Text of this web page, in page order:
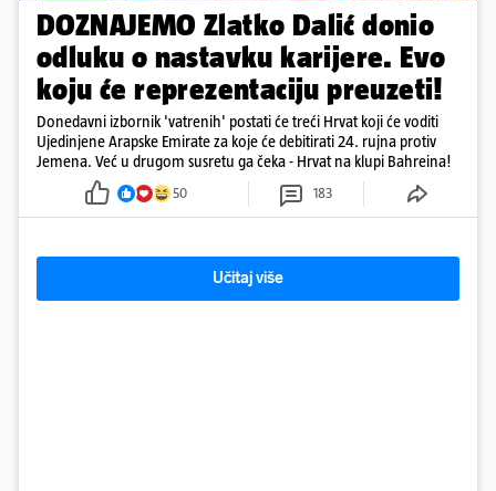
DOZNAJEMO Zlatko Dalić donio
odluku o nastavku karijere. Evo
koju će reprezentaciju preuzeti!
Donedavni izbornik 'vatrenih' postati će treći Hrvat koji će voditi
Ujedinjene Arapske Emirate za koje će debitirati 24. rujna protiv
Jemena. Već u drugom susretu ga čeka - Hrvat na klupi Bahreina!
50 183
Učitaj više